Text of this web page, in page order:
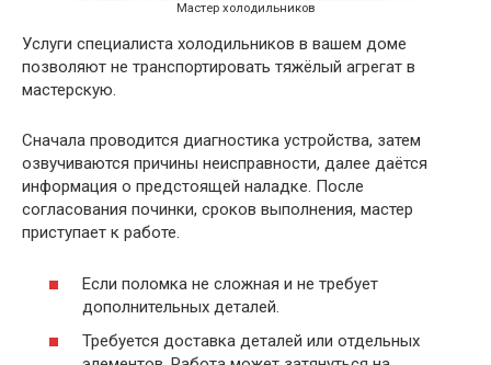
Мастер холодильников
Услуги специалиста холодильников в вашем доме
позволяют не транспортировать тяжёлый агрегат в
мастерскую.
Сначала проводится диагностика устройства, затем
озвучиваются причины неисправности, далее даётся
информация о предстоящей наладке. После
согласования починки, сроков выполнения, мастер
приступает к работе.
Если поломка не сложная и не требует
дополнительных деталей.
Требуется доставка деталей или отдельных